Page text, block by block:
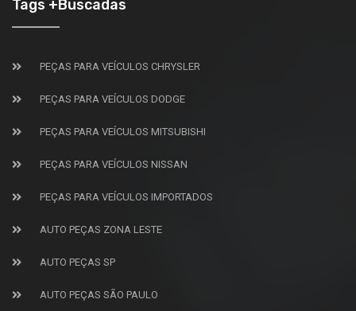
Tags +Buscadas
PEÇAS PARA VEÍCULOS CHRYSLER
PEÇAS PARA VEÍCULOS DODGE
PEÇAS PARA VEÍCULOS MITSUBISHI
PEÇAS PARA VEÍCULOS NISSAN
PEÇAS PARA VEÍCULOS IMPORTADOS
AUTO PEÇAS ZONA LESTE
AUTO PEÇAS SP
AUTO PEÇAS SÃO PAULO